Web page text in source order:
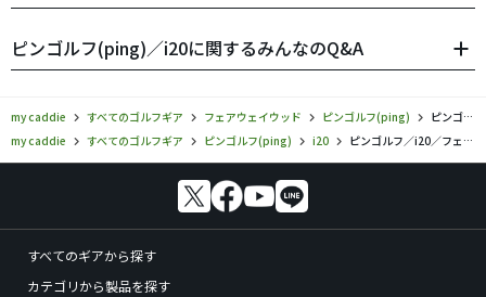
ピンゴルフ(ping)／i20に関するみんなのQ&A
my caddie すべてのゴルフギア フェアウェイウッド ピンゴルフ(ping)
ピンゴルフ／i20／フェアウェイウッドの口コミ評価
my caddie
すべてのゴルフギア ピンゴルフ(ping) i20 ピンゴルフ／i20／フェアウェイウッドの口コミ評価
すべてのギアから探す
カテゴリから製品を探す